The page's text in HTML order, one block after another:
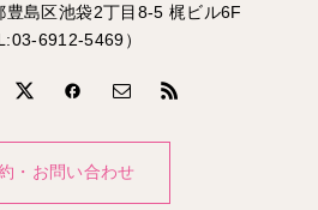
島区池袋2丁目8-5 梶ビル6F
6912-5469）
・お問い合わせ